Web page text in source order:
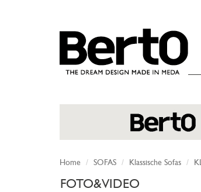
Home SOFAS Klassische Sofas
FOTO&VIDEO